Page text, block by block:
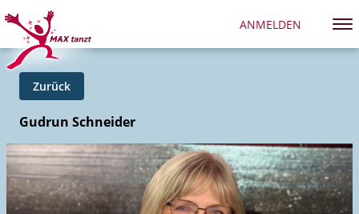
ANMELDEN
Zurück
Gudrun Schneider